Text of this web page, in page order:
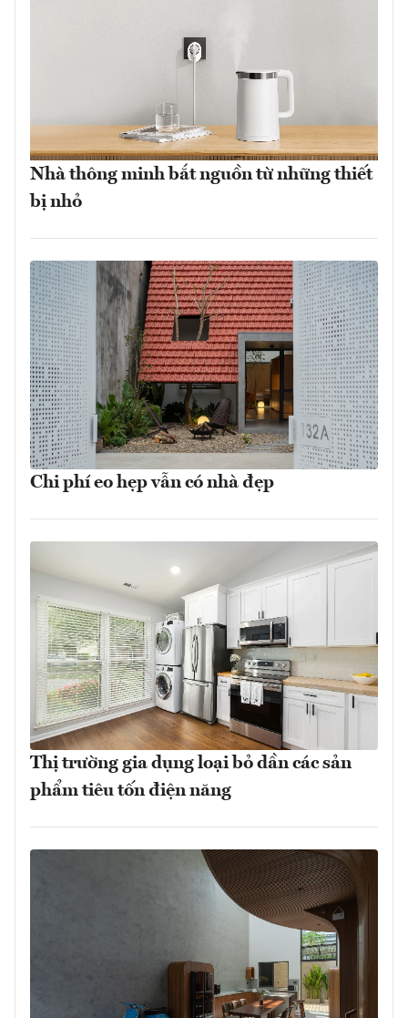
Nhà thông minh bắt nguồn từ những thiết
bị nhỏ
Chi phí eo hẹp vẫn có nhà đẹp
Thị trường gia dụng loại bỏ dần các sản
phẩm tiêu tốn điện năng